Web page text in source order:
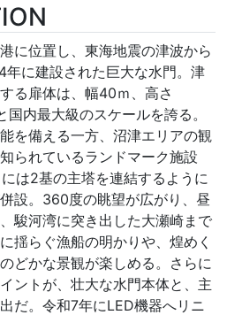
に位置し、東海地震の津波から
に建設された巨大な水門。津
る扉体は、幅40ｍ、高さ
内最大級のスケールを誇る。
を備える一方、沼津エリアの観
られているランドマーク施設
は2基の主塔を連結するように
設。360度の眺望が広がり、昼
駿河湾に突き出した大瀬崎まで
揺らぐ漁船の明かりや、煌めく
どかな景観が楽しめる。さらに
ントが、壮大な水門本体と、主
だ。令和7年にLED機器へリニ